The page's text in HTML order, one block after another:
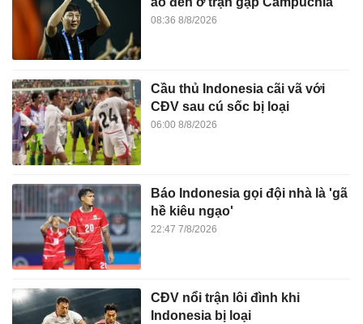
08:36 8/8/2026
Cầu thủ Indonesia cãi vã với
CĐV sau cú sốc bị loại
06:00 8/8/2026
Báo Indonesia gọi đội nhà là 'gã
hề kiêu ngạo'
22:47 7/8/2026
CĐV nổi trận lôi đình khi
Indonesia bị loại